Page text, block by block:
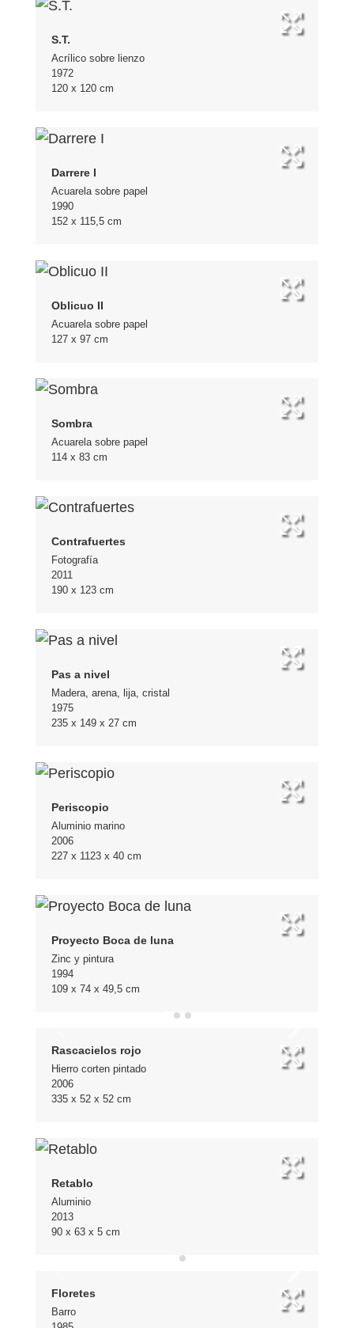
S.T.
Acrílico sobre lienzo
1972
120 x 120 cm
Darrere I
Acuarela sobre papel
1990
152 x 115,5 cm
Oblicuo II
Acuarela sobre papel
127 x 97 cm
Sombra
Acuarela sobre papel
114 x 83 cm
Contrafuertes
Fotografía
2011
190 x 123 cm
Pas a nivel
Madera, arena, lija, cristal
1975
235 x 149 x 27 cm
Periscopio
Aluminio marino
2006
227 x 1123 x 40 cm
Proyecto Boca de luna
Zinc y pintura
1994
109 x 74 x 49,5 cm
Rascacielos rojo
Hierro corten pintado
2006
335 x 52 x 52 cm
Retablo
Aluminio
2013
90 x 63 x 5 cm
Floretes
Barro